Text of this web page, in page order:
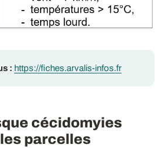
: https://fiches.arvalis-infos.fr
cécidomyies
parcelles